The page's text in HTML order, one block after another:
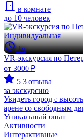
в комнате
до 10 человек
Индивидуальная
1ч
VR-экскурсия по
от 3000 ₽
5 3 отзыва
за экскурсию
Увидеть город с
арене со свободным
Уникальный опыт
Активности
Интерактивные